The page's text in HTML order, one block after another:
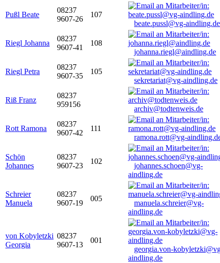
Pußl Beate
08237
9607-26
107
beate.pussl@vg-aindling.de
Riegl Johanna
08237
9607-41
108
johanna.riegl@aindling.de
Riegl Petra
08237
9607-35
105
sekretariat@vg-aindling.de
Riß Franz
08237
959156
archiv@todtenweis.de
Rott Ramona
08237
9607-42
111
ramona.rott@vg-
Schön
Johannes
08237
9607-23
102
johannes.schoen@vg-
aindling.de
Schreier
Manuela
08237
9607-19
005
manuela.schreier@vg-
aindling.de
von Kobyletzki
Georgia
08237
9607-13
001
georgia.von-
aindling.de